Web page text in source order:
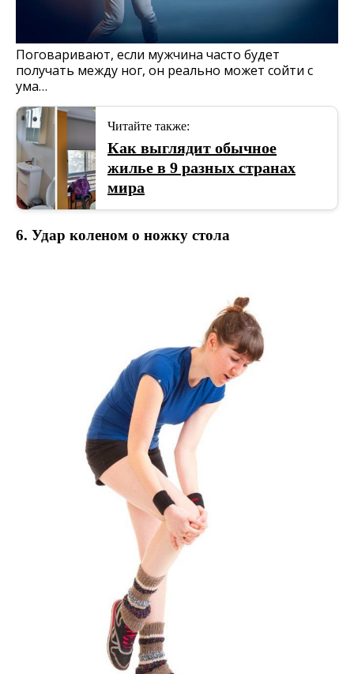
Поговаривают, если мужчина часто будет
получать между ног, он реально может сойти с
ума…
Читайте также:
Как выглядит обычное
жилье в 9 разных странах
мира
6. Удар коленом о ножку стола